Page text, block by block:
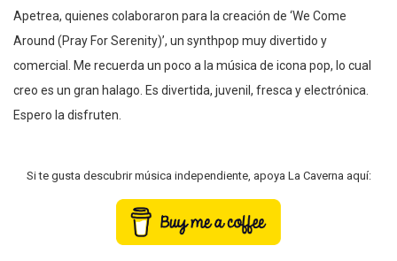
Apetrea, quienes colaboraron para la creación de ‘We Come
Around (Pray For Serenity)’, un synthpop muy divertido y
comercial. Me recuerda un poco a la música de icona pop, lo cual
creo es un gran halago. Es divertida, juvenil, fresca y electrónica.
Espero la disfruten.
Si te gusta descubrir música independiente, apoya La Caverna aquí: